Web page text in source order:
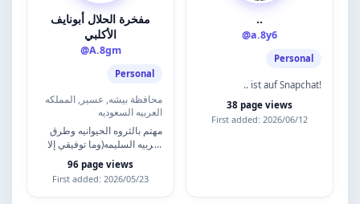
مفخرة الحلال أبونايف
الأكلبي
@A.8gm
Personal
محافظة بيشه, عسير, المملكه
العربيه السعوديه
مهتم بالثروه الحيوانيه وطرق
التربيه السليمه(وما توفيقي إلا
بالله) لتواصل واتس
0555435567
96 page views
First added: 2026/05/23
..
@a.8y6
Personal
.. ist auf Snapchat!
38 page views
First added: 2026/06/12